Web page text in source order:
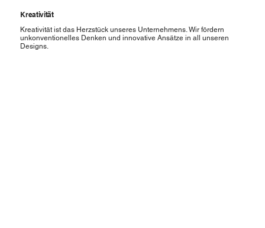
Kreativität
Kreativität ist das Herzstück unseres Unternehmens. Wir fördern
unkonventionelles Denken und innovative Ansätze in all unseren
Designs.